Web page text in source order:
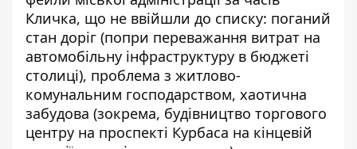
Кличка, що не ввійшли до списку: поганий
стан доріг (попри переважання витрат на
автомобільну інфраструктуру в бюджеті
столиці), проблема з житлово-
комунальним господарством, хаотична
забудова (зокрема, будівництво торгового
центру на проспекті Курбаса на кінцевій